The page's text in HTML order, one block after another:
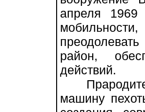
апреля 1969
район,
действий.
машину